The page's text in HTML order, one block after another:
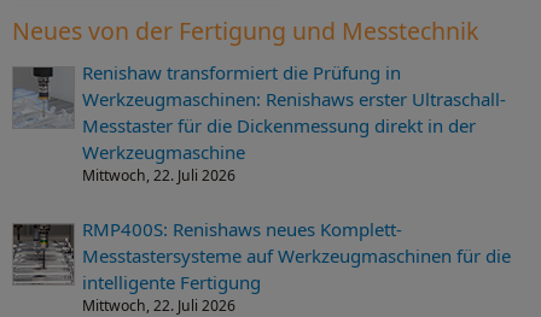
Neues von der Fertigung und Messtechnik
Renishaw transformiert die Prüfung in
Werkzeugmaschinen: Renishaws erster Ultraschall-
Messtaster für die Dickenmessung direkt in der
Werkzeugmaschine
Mittwoch, 22. Juli 2026
RMP400S: Renishaws neues Komplett-
Messtastersysteme auf Werkzeugmaschinen für die
intelligente Fertigung
Mittwoch, 22. Juli 2026